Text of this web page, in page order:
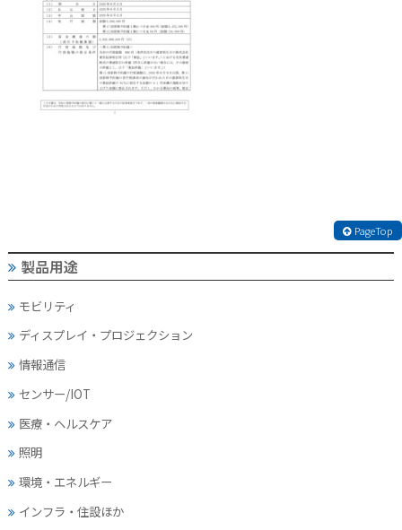
PageTop
製品用途
モビリティ
ディスプレイ・ プロジェクション
情報通信
センサー/IOT
医療・ヘルスケア
照明
環境・エネルギー
インフラ・住設ほか